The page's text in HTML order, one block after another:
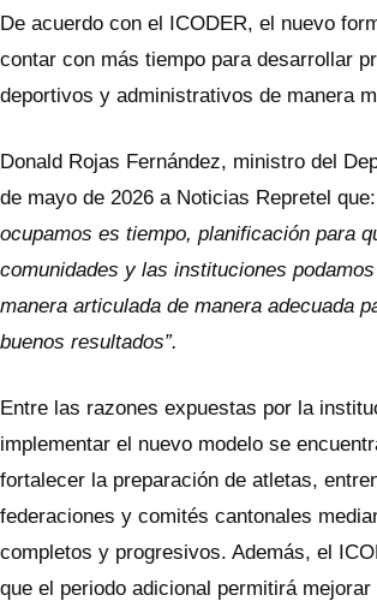
De acuerdo con el ICODER, el nuevo
contar con más tiempo para desarrollar
deportivos y administrativos de manera
Donald Rojas Fernández, ministro del
de mayo de 2026 a Noticias Repretel que:
ocupamos es tiempo, planificación para
comunidades y las instituciones
manera articulada de manera adecuada
buenos resultados”.
Entre las razones expuestas por la
implementar el nuevo modelo se
fortalecer la preparación de atletas,
federaciones y comités cantonales
completos y progresivos. Además, el
que el periodo adicional permitirá